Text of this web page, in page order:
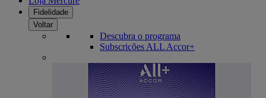
Fidelidade
Voltar
Descubra o programa
Subscrições ALL Accor+